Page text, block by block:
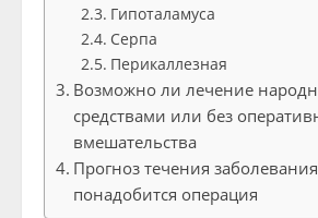
Гипоталамуса
Серпа
Перикаллезная
Возможно ли лечение
средствами или без
вмешательства
Прогноз течения
понадобится операция